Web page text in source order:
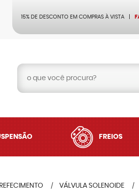
15% DE DESCONTO EM COMPRAS À VISTA
FREIOS
VÁLVULA SOLENOIDE